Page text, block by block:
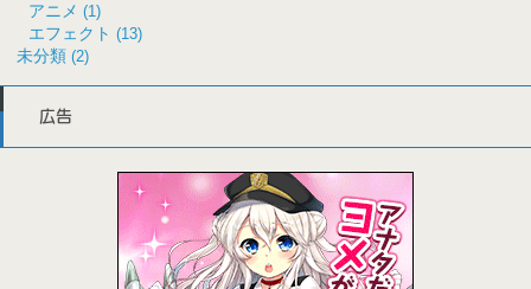
アニメ (1)
エフェクト (13)
未分類 (2)
広告